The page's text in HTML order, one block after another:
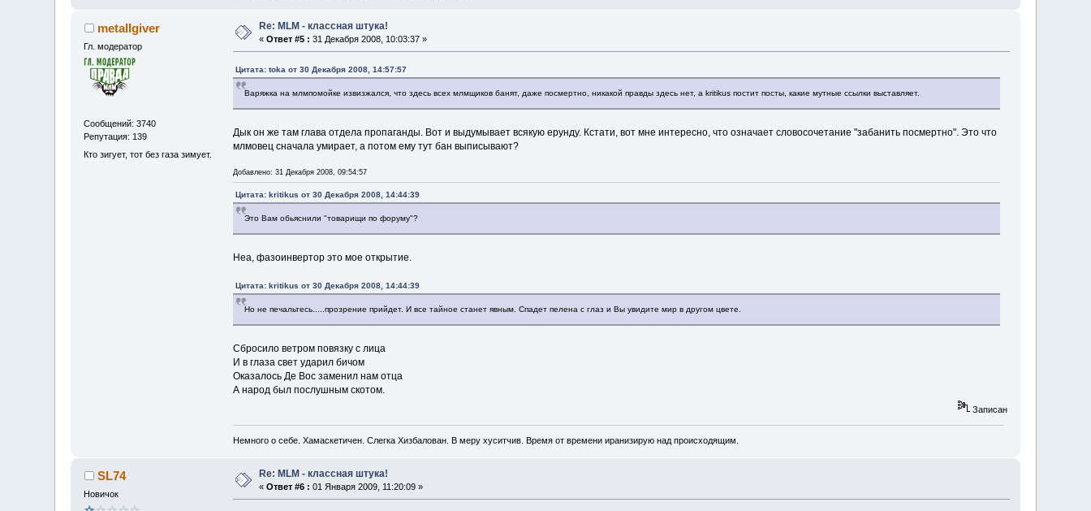
metallgiver
Гл. модератор
Сообщений: 3740
Репутация: 139
Кто зигует, тот без газа зимует.
Re: MLM - классная штука!
«Ответ #5 : 31 Декабря 2008, 10:03:37 »
Цитата: toka от 30 Декабря 2008, 14:57:57
Варяжка на млмпомойке извизжался, что здесь всех млмщиков банят, даже посмертно, никакой правды здесь нет, а kritikus постит посты, какие мутные ссылки выставляет.
Дык он же там глава отдела пропаганды. Вот и выдумывает всякую ерунду. Кстати, вот мне интересно, что означает словосочетание "забанить посмертно". Это что
млмовец сначала умирает, а потом ему тут бан выписывают?
Добавлено: 31 Декабря 2008, 09:54:57
Цитата: kritikus от 30 Декабря 2008, 14:44:39
Это Вам обьяснили "товарищи по форуму"?
Неа, фазоинвертор это мое открытие.
Цитата: kritikus от 30 Декабря 2008, 14:44:39
Но не печальтесь.....прозрение прийдет. И все тайное станет явным. Спадет пелена с глаз и Вы увидите мир в другом цвете.
Сбросило ветром повязку с лица
И в глаза свет ударил бичом
Оказалось Де Вос заменил нам отца
А народ был послушным скотом.
Записан
Немного о себе. Хамаскетичен. Слегка Хизбалован. В меру хуситчив. Время от времени иранизирую над происходящим.
SL74
Новичок
Re: MLM - классная штука!
«Ответ #6 : 01 Января 2009, 11:20:09 »